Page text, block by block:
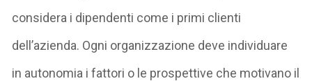
considera i dipendenti come i primi clienti
dell’azienda. Ogni organizzazione deve individuare
in autonomia i fattori o le prospettive che motivano il